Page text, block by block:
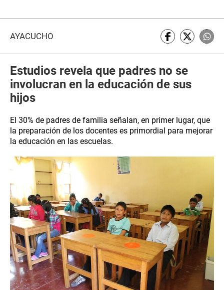
AYACUCHO
Estudios revela que padres no se
involucran en la educación de sus
hijos
El 30% de padres de familia señalan, en primer lugar, que
la preparación de los docentes es primordial para mejorar
la educación en las escuelas.